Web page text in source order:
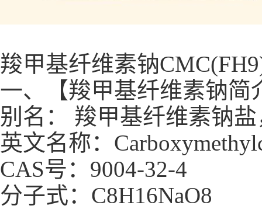
羧甲基纤维素钠
一、【羧甲基纤维素钠简
别名： 羧甲基纤维素钠
英文名称：
CAS号：9004-32-4
分子式：C8H16NaO8